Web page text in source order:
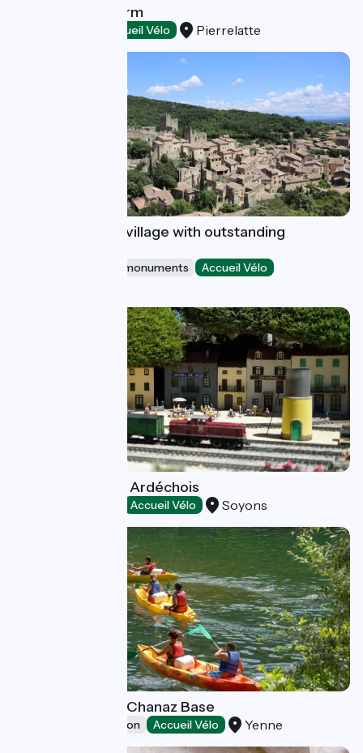
The crocodile farm
Accueil Vélo Pierrelatte
Saint-Montan : a village with outstanding
Sites and historical monuments Accueil Vélo
Jardin des Trains Ardéchois
Accueil Vélo Soyons
Prolynx Sports - Chanaz Base
Leisure and recreation Accueil Vélo Yenne